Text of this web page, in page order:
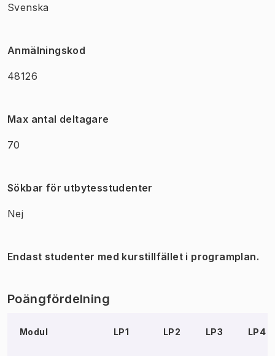
Svenska
Anmälningskod
48126
Max antal deltagare
70
Sökbar för utbytesstudenter
Nej
Endast studenter med kurstillfället i programplan.
Poängfördelning
Modul LP1 LP2 LP3 LP4